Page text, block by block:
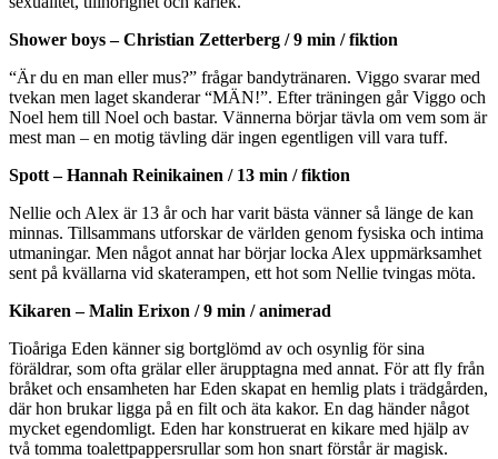
Shower boys – Christian Zetterberg / 9 min / fiktion
“Är du en man eller mus?” frågar bandytränaren. Viggo svarar med
tvekan men laget skanderar “MÄN!”. Efter träningen går Viggo och
Noel hem till Noel och bastar. Vännerna börjar tävla om vem som är
mest man – en motig tävling där ingen egentligen vill vara tuff.
Spott – Hannah Reinikainen / 13 min / fiktion
Nellie och Alex är 13 år och har varit bästa vänner så länge de kan
minnas. Tillsammans utforskar de världen genom fysiska och intima
utmaningar. Men något annat har börjar locka Alex uppmärksamhet
sent på kvällarna vid skaterampen, ett hot som Nellie tvingas möta.
Kikaren – Malin Erixon / 9 min / animerad
Tioåriga Eden känner sig bortglömd av och osynlig för sina
föräldrar, som ofta grälar eller ärupptagna med annat. För att fly från
bråket och ensamheten har Eden skapat en hemlig plats i trädgården,
där hon brukar ligga på en filt och äta kakor. En dag händer något
mycket egendomligt. Eden har konstruerat en kikare med hjälp av
två tomma toalettpappersrullar som hon snart förstår är magisk.